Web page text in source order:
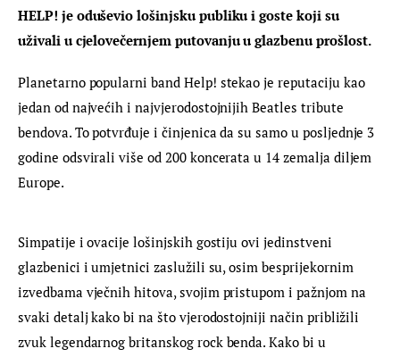
HELP! je oduševio lošinjsku publiku i goste koji su
uživali u cjelovečernjem putovanju u glazbenu prošlost.
Planetarno popularni band Help! stekao je reputaciju kao
jedan od najvećih i najvjerodostojnijih Beatles tribute
bendova. To potvrđuje i činjenica da su samo u posljednje 3
godine odsvirali više od 200 koncerata u 14 zemalja diljem
Europe.
Simpatije i ovacije lošinjskih gostiju ovi jedinstveni
glazbenici i umjetnici zaslužili su, osim besprijekornim
izvedbama vječnih hitova, svojim pristupom i pažnjom na
svaki detalj kako bi na što vjerodostojniji način približili
zvuk legendarnog britanskog rock benda. Kako bi u